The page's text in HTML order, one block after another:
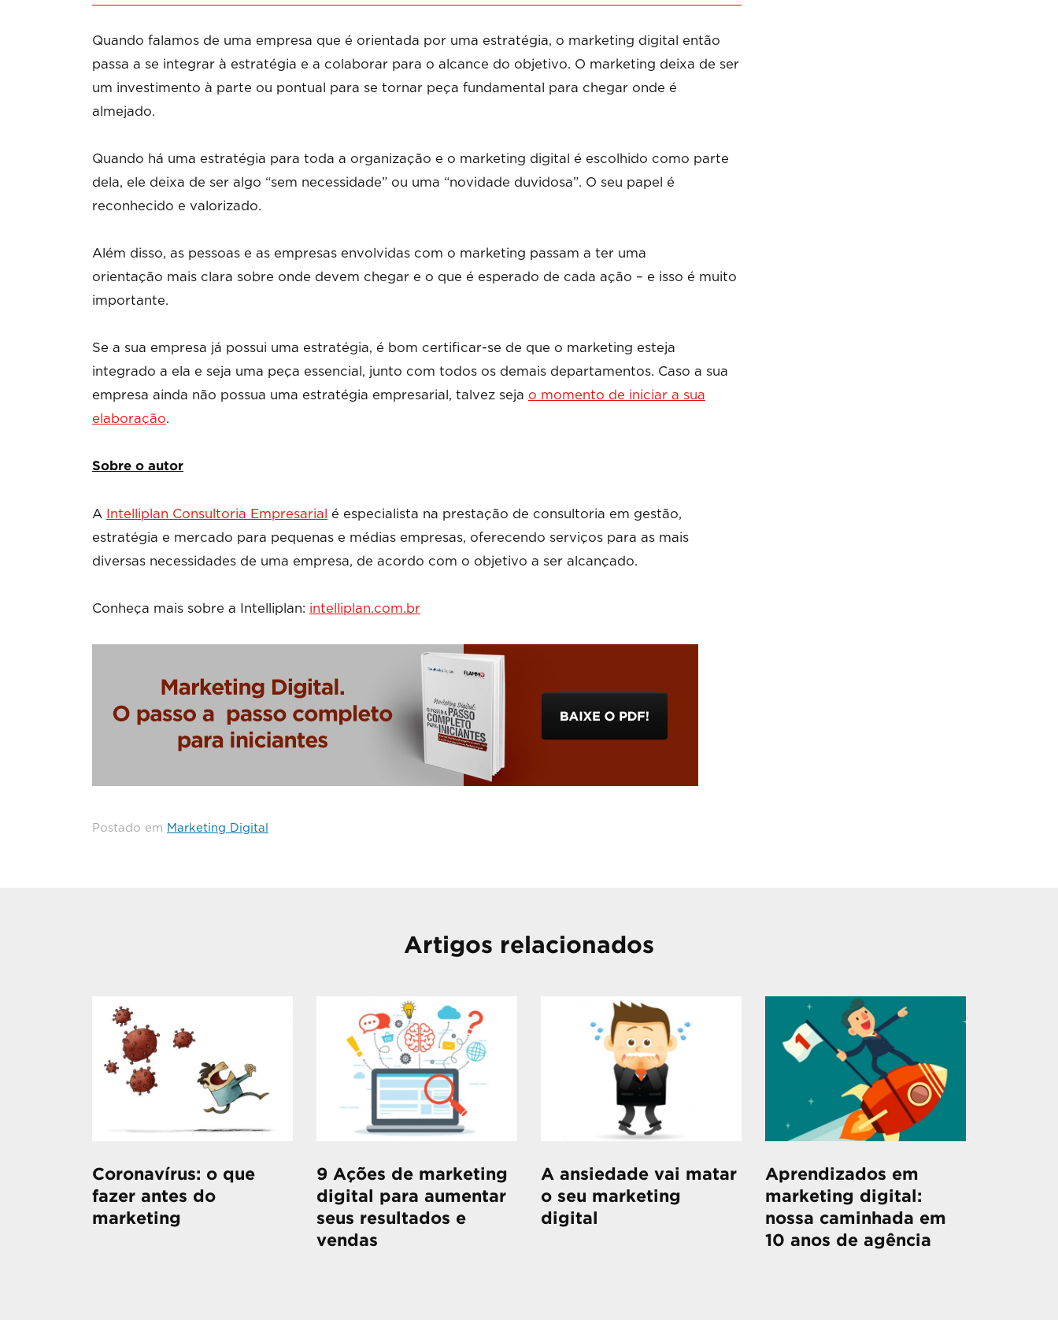
Quando falamos de uma empresa que é orientada por uma estratégia, o marketing digital então
passa a se integrar à estratégia e a colaborar para o alcance do objetivo. O marketing deixa de ser
um investimento à parte ou pontual para se tornar peça fundamental para chegar onde é
almejado.
Quando há uma estratégia para toda a organização e o marketing digital é escolhido como parte
dela, ele deixa de ser algo “sem necessidade” ou uma “novidade duvidosa”. O seu papel é
reconhecido e valorizado.
Além disso, as pessoas e as empresas envolvidas com o marketing passam a ter uma
orientação mais clara sobre onde devem chegar e o que é esperado de cada ação – e isso é muito
importante.
Se a sua empresa já possui uma estratégia, é bom certificar-se de que o marketing esteja
integrado a ela e seja uma peça essencial, junto com todos os demais departamentos. Caso a sua
empresa ainda não possua uma estratégia empresarial, talvez seja o momento de iniciar a sua
elaboração.
Sobre o autor
A Intelliplan Consultoria Empresarial
é especialista na prestação de consultoria em gestão,
estratégia e mercado para pequenas e médias empresas, oferecendo serviços para as mais
diversas necessidades de uma empresa, de acordo com o objetivo a ser alcançado.
Conheça mais sobre a Intelliplan: intelliplan.com.br
Postado em Marketing Digital
Artigos relacionados
Coronavírus: o que
fazer antes do
marketing
9 Ações de marketing
digital para aumentar
seus resultados e
vendas
A ansiedade vai matar
o seu marketing
digital
Aprendizados em
marketing digital:
nossa caminhada em
10 anos de agência